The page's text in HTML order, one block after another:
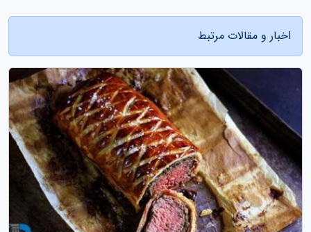
اخبار و مقالات مرتبط